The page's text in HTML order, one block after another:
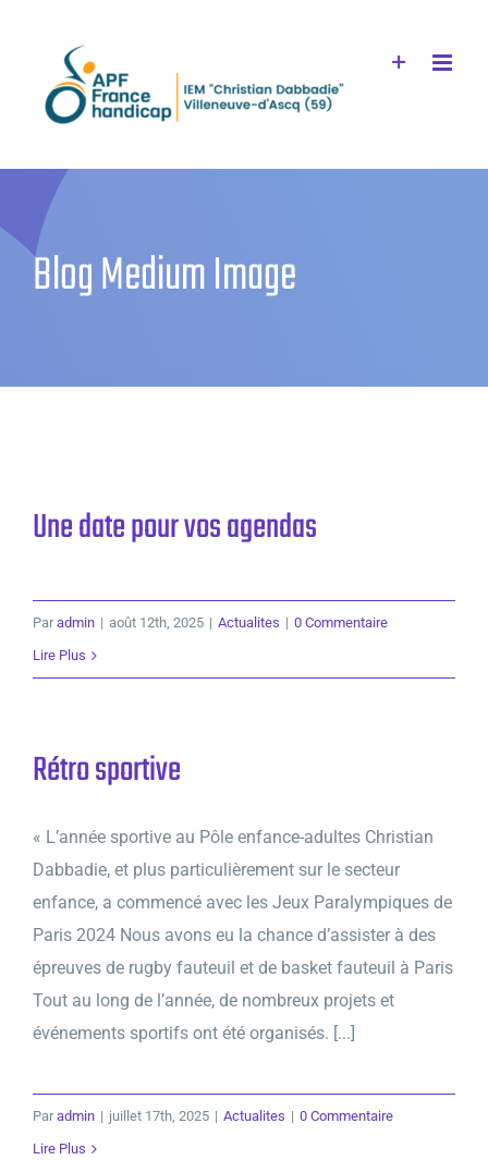
contenu
Blog Medium Image
Une date pour vos agendas
Paradmin | août 12th, 2025 | Actualites | 0 Commentaire
Lire Plus
Rétro sportive
« L’année sportive au Pôle enfance-adultes Christian
Dabbadie, et plus particulièrement sur le secteur
enfance, a commencé avec les Jeux Paralympiques de
Paris 2024 Nous avons eu la chance d’assister à des
épreuves de rugby fauteuil et de basket fauteuil à Paris
Tout au long de l’année, de nombreux projets et
événements sportifs ont été organisés. [...]
Paradmin | juillet 17th, 2025 | Actualites | 0 Commentaire
Lire Plus